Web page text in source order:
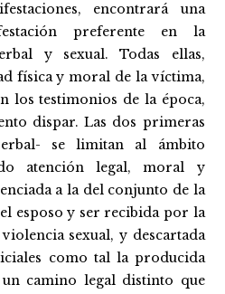
encontrará una
preferente en la
y sexual. Todas ellas,
física y moral de la víctima,
los testimonios de la época,
dispar. Las dos primeras
se limitan al ámbito
atención legal, moral y
a la del conjunto de la
esposo y ser recibida por la
sexual, y descartada
como tal la producida
un camino legal distinto que